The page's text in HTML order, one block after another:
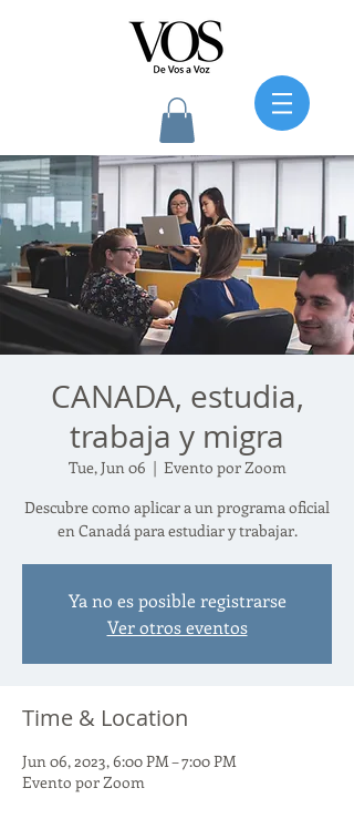
CANADA, estudia,
trabaja y migra
Tue, Jun 06
  |
Evento por Zoom
Descubre como aplicar a un programa oficial
en Canadá para estudiar y trabajar.
Ya no es posible registrarse
Ver otros eventos
Time & Location
Jun 06, 2023, 6:00 PM – 7:00 PM
Evento por Zoom